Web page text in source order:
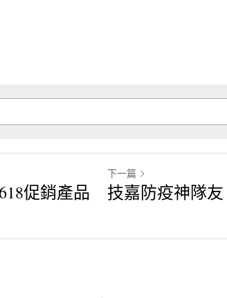
促銷產
下一篇
技嘉防疫神隊